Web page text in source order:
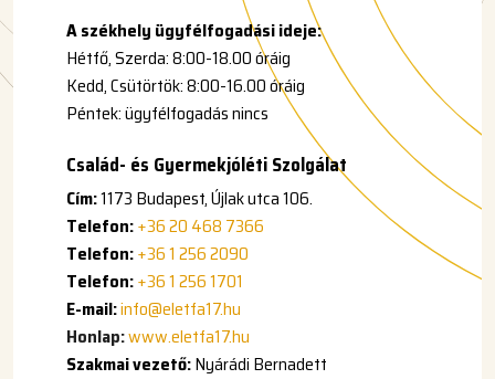
A székhely ügyfélfogadási ideje:
Hétfő, Szerda: 8:00-18.00 óráig
Kedd, Csütörtök: 8:00-16.00 óráig
Péntek: ügyfélfogadás nincs
Család- és Gyermekjóléti Szolgálat
Cím:1173 Budapest, Újlak utca 106.
Telefon:+36 20 468 7366
Telefon:+36 1 256 2090
Telefon:+36 1 256 1701
E-mail:info@eletfa17.hu
Honlap:www.eletfa17.hu
Szakmai vezető:Nyárádi Bernadett